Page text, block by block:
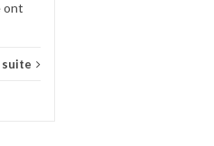
ont
suite